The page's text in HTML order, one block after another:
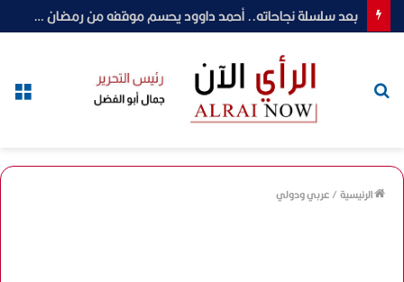
بعد سلسلة نجاحاته.. أحمد داوود يحسم موقفه من رمضان 2027 بـ«ونس»
الرئيسية/عربي ودولي